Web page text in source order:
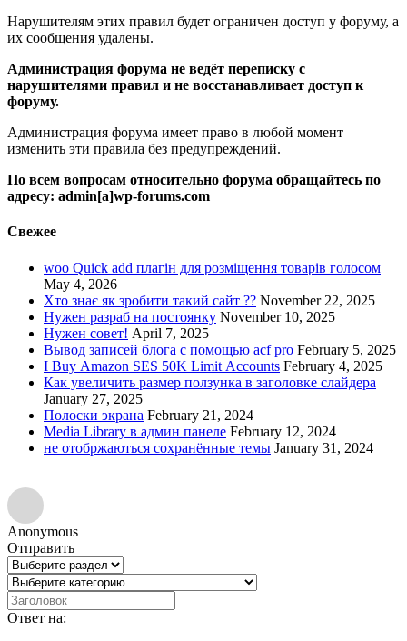
Нарушителям этих правил будет ограничен доступ у форуму, а
их сообщения удалены.
Администрация форума не ведёт переписку с
нарушителями правил и не восстанавливает доступ к
форуму.
Администрация форума имеет право в любой момент
изменить эти правила без предупреждений.
По всем вопросам относительно форума обращайтесь по
адресу: admin[a]wp-forums.com
Свежее
woo Quick add плагін для розміщення товарів голосом
May 4, 2026
Хто знає як зробити такий сайт ?? November 22, 2025
Нужен разраб на постоянку November 10, 2025
Нужен совет! April 7, 2025
Вывод записей блога с помощью acf pro February 5, 2025
I Buy Amazon SES 50K Limit Accounts February 4, 2025
Как увеличить размер ползунка в заголовке слайдера
January 27, 2025
Полоски экрана February 21, 2024
Media Library в админ панеле February 12, 2024
не отобржаються сохранённые темы January 31, 2024
Anonymous
Отправить
Ответ на: